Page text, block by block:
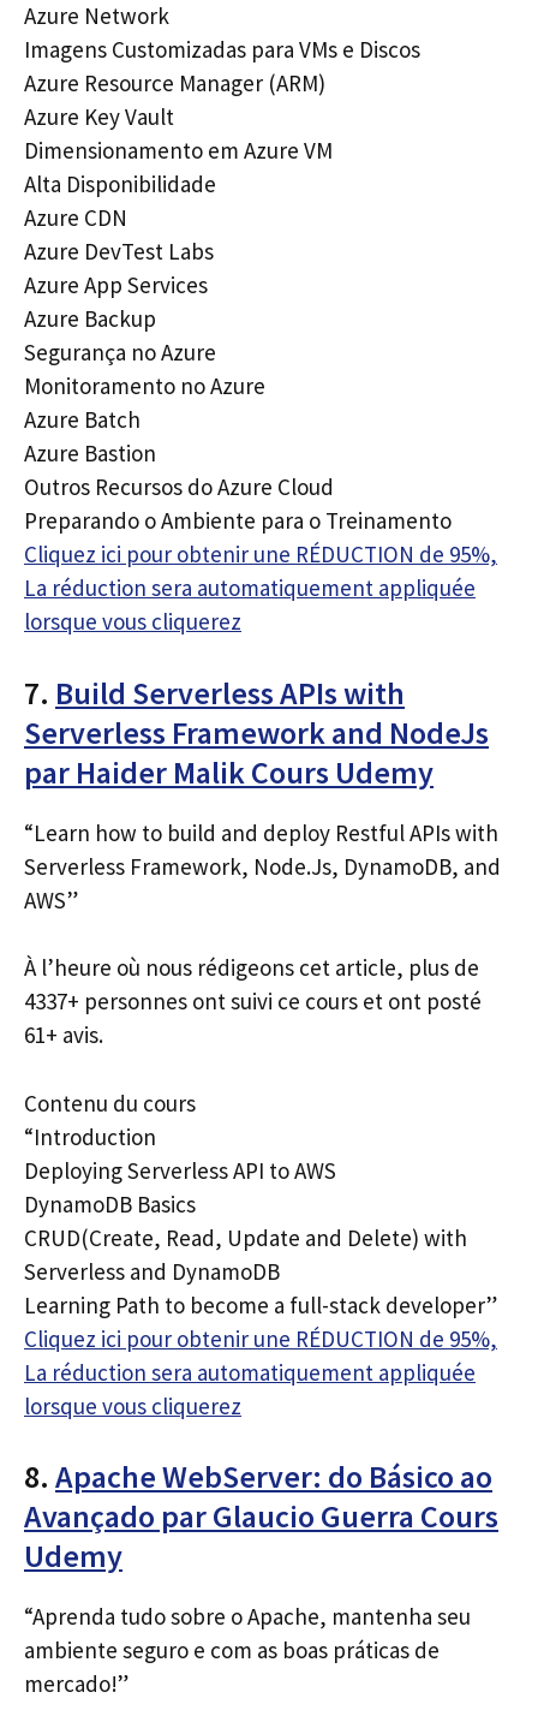
Azure Network
Imagens Customizadas para VMs e Discos
Azure Resource Manager (ARM)
Azure Key Vault
Dimensionamento em Azure VM
Alta Disponibilidade
Azure CDN
Azure DevTest Labs
Azure App Services
Azure Backup
Segurança no Azure
Monitoramento no Azure
Azure Batch
Azure Bastion
Outros Recursos do Azure Cloud
Preparando o Ambiente para o Treinamento
Cliquez ici pour obtenir une RÉDUCTION de 95%,
La réduction sera automatiquement appliquée
lorsque vous cliquerez
7. Build Serverless APIs with
Serverless Framework and NodeJs
par Haider Malik Cours Udemy
“Learn how to build and deploy Restful APIs with
Serverless Framework, Node.Js, DynamoDB, and
AWS”
À l’heure où nous rédigeons cet article, plus de
4337+ personnes ont suivi ce cours et ont posté
61+ avis.
Contenu du cours
“Introduction
Deploying Serverless API to AWS
DynamoDB Basics
CRUD(Create, Read, Update and Delete) with
Serverless and DynamoDB
Learning Path to become a full-stack developer”
Cliquez ici pour obtenir une RÉDUCTION de 95%,
La réduction sera automatiquement appliquée
lorsque vous cliquerez
8. Apache WebServer: do Básico ao
Avançado par Glaucio Guerra Cours
Udemy
“Aprenda tudo sobre o Apache, mantenha seu
ambiente seguro e com as boas práticas de
mercado!”